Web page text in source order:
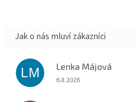
LM Lenka Májová
Hodnocení obchodu je 5 z 5
6.8.2026